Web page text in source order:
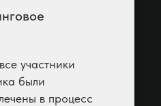
участники
были
в процесс